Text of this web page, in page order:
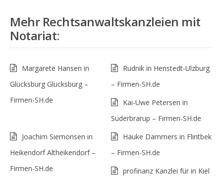
Mehr Rechtsanwaltskanzleien mit
Notariat:
Margarete Hansen in
Glücksburg Glücksburg –
Firmen-SH.de
Rudnik in Henstedt-Ulzburg
– Firmen-SH.de
Kai-Uwe Petersen in
Süderbrarup – Firmen-SH.de
Joachim Siemonsen in
Heikendorf Altheikendorf –
Firmen-SH.de
Hauke Dammers in Flintbek
– Firmen-SH.de
profinanz Kanzlei für in Kiel